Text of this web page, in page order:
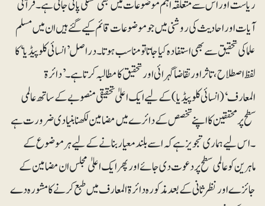
ریاست اور اس سے متعلقہ اہم موضوعات میں بھی تشنگی پائی جاتی ہے۔ قرآنی
آیات اور احادیث کی روشنی میں جو موضوعات قائم کیے گئے ہیں ان میں مسلم
علما کی تحقیق سے بھی استفادہ کیا جاتا تو مناسب ہوتا۔ دراصل ’انسائی کلوپیڈیا‘ کا
لفظ اصطلاح، تاثر اور تقاضا گہرائی اور تحقیق کا مطالبہ کرتا ہے۔ ’دائرۃ
المعارف‘(انسائی کلوپیڈیا) کے لیے ایک اعلیٰ تحقیقی منصوبے کے ساتھ عالمی
سطح پر محققین کا اپنے تخصص کے دائرے میں مضامین لکھنا بنیادی ضرورت ہے
۔ اس لیے ہماری تجویز ہے کہ اسے بلند معیار بنانے کے لیے ہر موضوع کے
ماہرین کو عالمی سطح پر دعوت دی جائے اور پھر ایک اعلیٰ مجلس ان مضامین کے
جائزے اور نظرثانی کے بعد مذکورہ دائرۃ المعارف میں طبع کرنے کا مشورہ دے